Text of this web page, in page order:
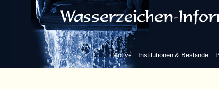
Motive Institutionen & Bestände